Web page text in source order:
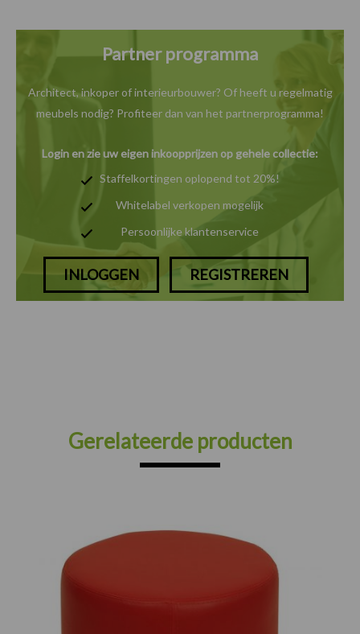
Partner programma
Architect, inkoper of interieurbouwer? Of heeft u regelmatig
meubels nodig? Profiteer dan van het partnerprogramma!
Login en zie uw eigen inkoopprijzen op gehele collectie:
Staffelkortingen oplopend tot 20%!
Whitelabel verkopen mogelijk
Persoonlijke klantenservice
INLOGGEN REGISTREREN
Gerelateerde producten